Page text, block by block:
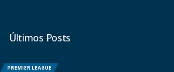
Últimos Posts
PREMIER LEAGUE